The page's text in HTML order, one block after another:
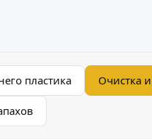
пластика Очистка